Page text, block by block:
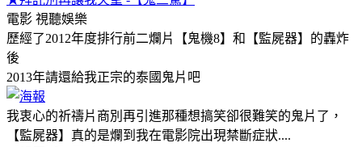
電影 視聽娛樂
歷經了2012年度排行前二爛片【鬼機8】和【監屍器】的轟炸
後
2013年請還給我正宗的泰國鬼片吧
我衷心的祈禱片商別再引進那種想搞笑卻很難笑的鬼片了，
【監屍器】真的是爛到我在電影院出現禁斷症狀....